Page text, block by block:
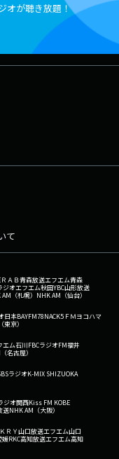
オが聴き放題！
て
ＲＡＢ青森放送エフエム青森
ジオエフエム秋田YBC山形放送
（札幌） NHK AM（仙台）
日本BAYFM78NACK5 ＦＭヨコハマ
東京）
エム石川FBCラジオFM福井
名古屋）
ラジオK-MIX SHIZUOKA
ジオ関西Kiss FM KOBE
送NHK AM（大阪）
ＫＲＹ山口放送エフエム山口
媛RKC高知放送エフエム高知